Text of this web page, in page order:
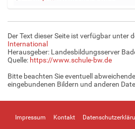
e
B
l
d
i
v
l
e
Der Text dieser Seite ist verfügbar unter
International
Herausgeber: Landesbildungsserver
Quelle: https://www.schule-bw.de
Bitte beachten Sie eventuell
eingebundenen Bildern und anderen
Impressum Kontakt